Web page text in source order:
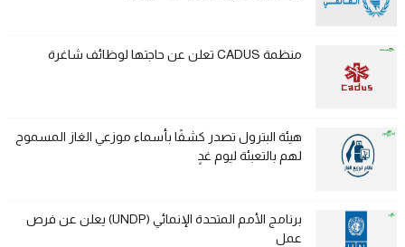
منظمة CADUS تعلن عن حاجتها لوظائف شاغرة
هيئة البترول تصدر كشفًا بأسماء موزعي الغاز المسموح
لهم بالتعبئة ليوم غدٍ
برنامج الأمم المتحدة الإنمائي (UNDP) يعلن عن فرص
عمل